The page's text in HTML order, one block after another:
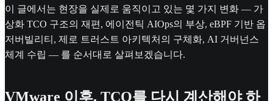
이 글에서는 현장을 실제로 움직이고 있는 몇 가지 변화 — 가
상화 TCO 구조의 재편, 에이전틱 AIOps의 부상, eBPF 기반 옵
저버빌리티, 제로 트러스트 아키텍처의 구체화, AI 거버넌스
체계 수립 — 를 순서대로 살펴보겠습니다.
VMware 이후, TCO를 다시 계산해야 하